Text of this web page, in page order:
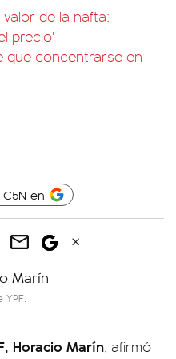
valor de la nafta:
precio'
que concentrarse en
en
Horacio Marín, afirmó